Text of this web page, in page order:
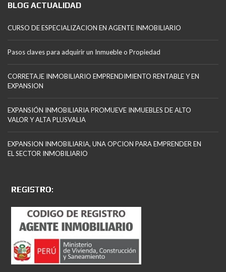
BLOG ACTUALIDAD
CURSO DE ESPECIALIZACION EN AGENTE INMOBILIARIO
Pasos claves para adquirir un Inmueble o Propiedad
CORRETAJE INMOBILIARIO EMPRENDIMIENTO RENTABLE Y EN
EXPANSION
EXPANSIÓN INMOBILIARIA PROMUEVE INMUEBLES DE ALTO
VALOR Y ALTA PLUSVALIA
EXPANSION INMOBILIARIA, UNA OPCION PARA EMPRENDER EN
EL SECTOR INMOBILIARIO